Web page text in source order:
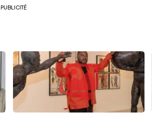
PUBLICITÉ